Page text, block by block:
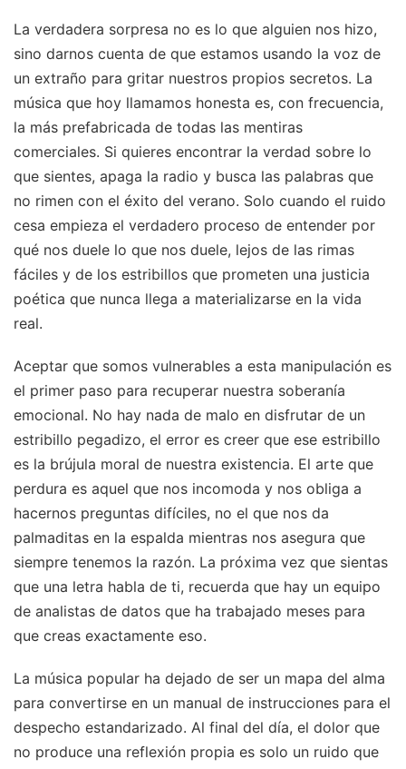
La verdadera sorpresa no es lo que alguien nos hizo,
sino darnos cuenta de que estamos usando la voz de
un extraño para gritar nuestros propios secretos. La
música que hoy llamamos honesta es, con frecuencia,
la más prefabricada de todas las mentiras
comerciales. Si quieres encontrar la verdad sobre lo
que sientes, apaga la radio y busca las palabras que
no rimen con el éxito del verano. Solo cuando el ruido
cesa empieza el verdadero proceso de entender por
qué nos duele lo que nos duele, lejos de las rimas
fáciles y de los estribillos que prometen una justicia
poética que nunca llega a materializarse en la vida
real.
Aceptar que somos vulnerables a esta manipulación es
el primer paso para recuperar nuestra soberanía
emocional. No hay nada de malo en disfrutar de un
estribillo pegadizo, el error es creer que ese estribillo
es la brújula moral de nuestra existencia. El arte que
perdura es aquel que nos incomoda y nos obliga a
hacernos preguntas difíciles, no el que nos da
palmaditas en la espalda mientras nos asegura que
siempre tenemos la razón. La próxima vez que sientas
que una letra habla de ti, recuerda que hay un equipo
de analistas de datos que ha trabajado meses para
que creas exactamente eso.
La música popular ha dejado de ser un mapa del alma
para convertirse en un manual de instrucciones para el
despecho estandarizado. Al final del día, el dolor que
no produce una reflexión propia es solo un ruido que